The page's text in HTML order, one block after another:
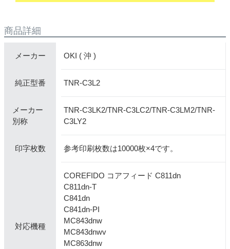
商品詳細
メーカー OKI ( 沖 )
純正型番 TNR-C3L2
メーカー
別称
TNR-C3LK2/TNR-C3LC2/TNR-C3LM2/TNR-
C3LY2
印字枚数 参考印刷枚数は10000枚×4です。
対応機種
COREFIDO コアフィード C811dn
C811dn-T
C841dn
C841dn-PI
MC843dnw
MC843dnwv
MC863dnw